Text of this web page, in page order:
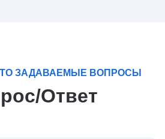
ЗАДАВАЕМЫЕ ВОПРОСЫ
Ответ